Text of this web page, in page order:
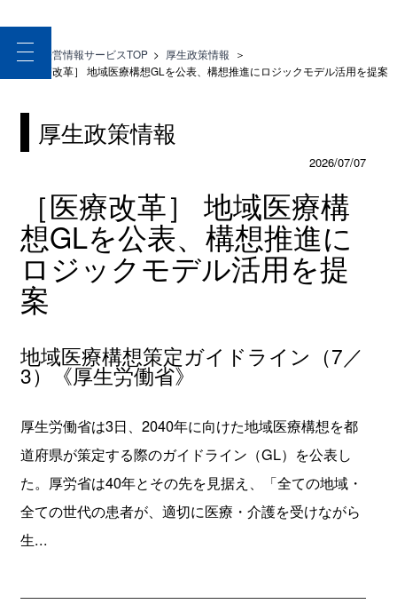
toggle
navigation
医療経営情報サービスTOP > 厚生政策情報 ＞
［医療改革］ 地域医療構想GLを公表、構想推進にロジックモデル活用を提案
厚生政策情報
2026/07/07
［医療改革］ 地域医療構
想GLを公表、構想推進に
ロジックモデル活用を提
案
地域医療構想策定ガイドライン（7／
3）《厚生労働省》
厚生労働省は3日、2040年に向けた地域医療構想を都
道府県が策定する際のガイドライン（GL）を公表し
た。厚労省は40年とその先を見据え、「全ての地域・
全ての世代の患者が、適切に医療・介護を受けながら
生...